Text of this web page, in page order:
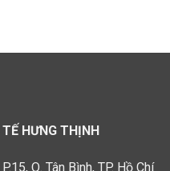
HƯNG THỊNH
Q. Tân Bình, TP. Hồ Chí